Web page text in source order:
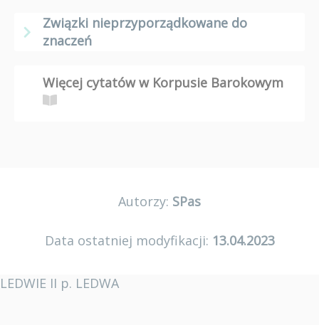
Związki nieprzyporządkowane do
znaczeń
Więcej cytatów w Korpusie Barokowym
Autorzy: SPas
Data ostatniej modyfikacji: 13.04.2023
LEDWIE II p. LEDWA